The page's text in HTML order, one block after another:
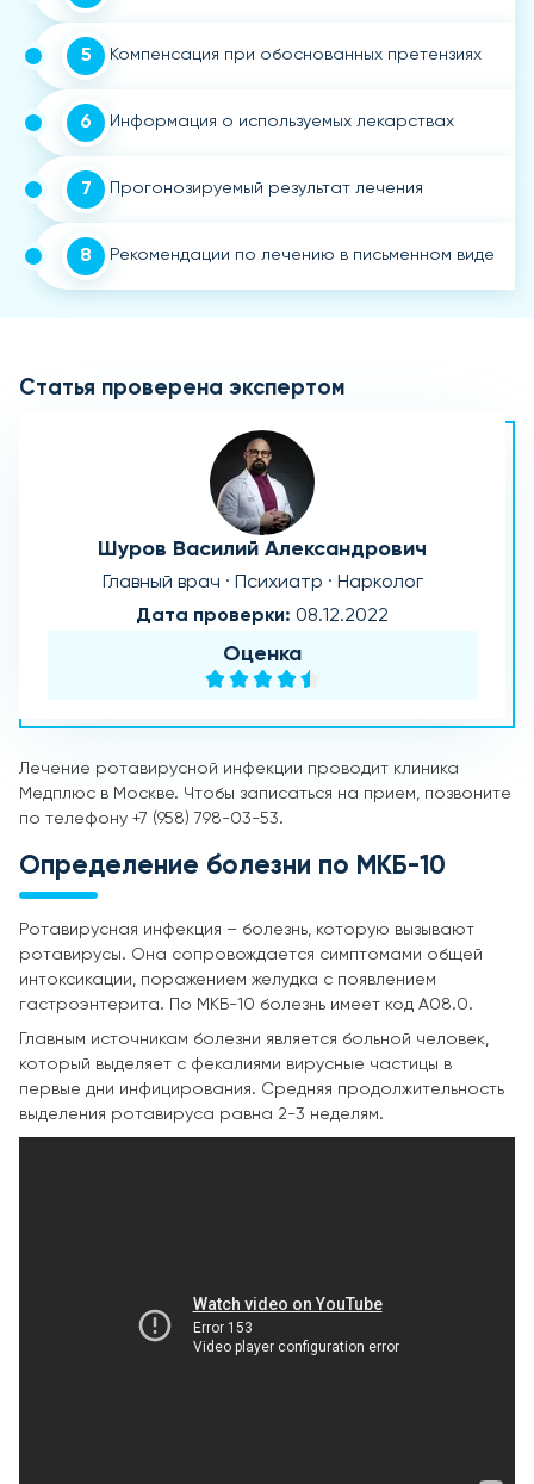
5 Компенсация при обоснованных претензиях
6 Информация о используемых лекарствах
7 Прогонозируемый результат лечения
8 Рекомендации по лечению в письменном виде
Статья проверена экспертом
Шуров Василий Александрович
Главный врач · Психиатр · Нарколог
Дата проверки: 08.12.2022
Оценка
Лечение ротавирусной инфекции проводит клиника
Медплюс в Москве. Чтобы записаться на прием, позвоните
по телефону +7 (958) 798-03-53.
Определение болезни по МКБ-10
Ротавирусная инфекция – болезнь, которую вызывают
ротавирусы. Она сопровождается симптомами общей
интоксикации, поражением желудка с появлением
гастроэнтерита. По МКБ-10 болезнь имеет код А08.0.
Главным источникам болезни является больной человек,
который выделяет с фекалиями вирусные частицы в
первые дни инфицирования. Средняя продолжительность
выделения ротавируса равна 2-3 неделям.